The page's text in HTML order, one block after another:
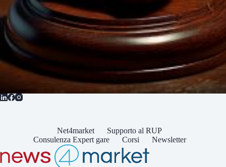
Net4market
Supporto al RUP
Consulenza Expert gare
Corsi Newsletter